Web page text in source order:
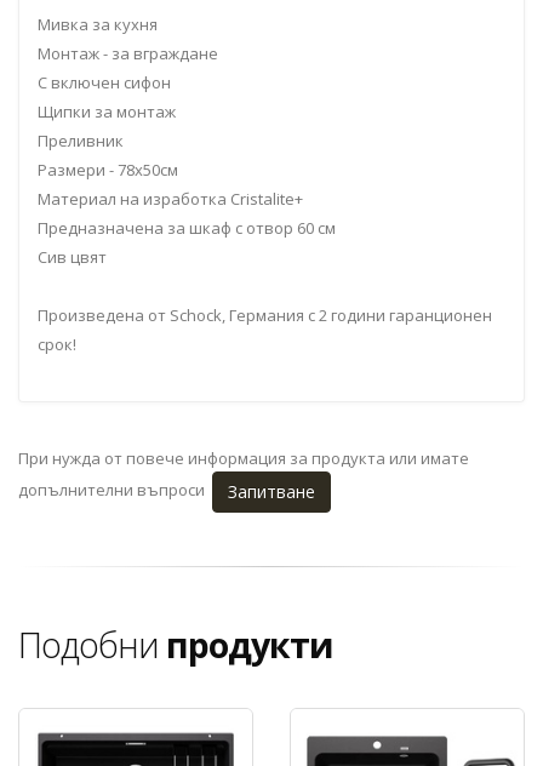
Мивка за кухня
Монтаж - за вграждане
С включен сифон
Щипки за монтаж
Преливник
Размери - 78x50см
Материал на изработка Cristalite+
Предназначена за шкаф с отвор 60 см
Сив цвят
Произведена от Schock, Германия с 2 години гаранционен
срок!
При нужда от повече информация за продукта или имате
допълнителни въпроси
Запитване
Подобни продукти